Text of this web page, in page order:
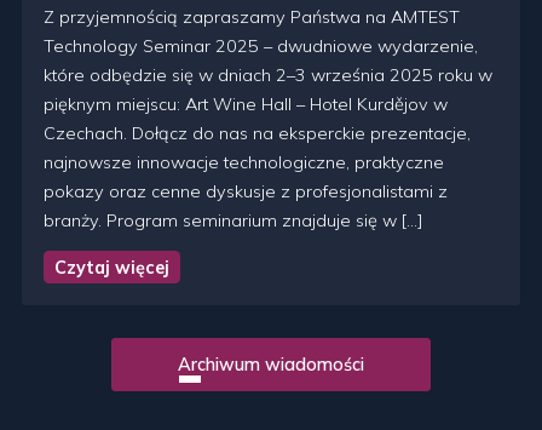
Z przyjemnością zapraszamy Państwa na AMTEST
Technology Seminar 2025 – dwudniowe wydarzenie,
które odbędzie się w dniach 2–3 września 2025 roku w
pięknym miejscu: Art Wine Hall – Hotel Kurdějov w
Czechach. Dołącz do nas na eksperckie prezentacje,
najnowsze innowacje technologiczne, praktyczne
pokazy oraz cenne dyskusje z profesjonalistami z
branży. Program seminarium znajduje się w […]
Czytaj więcej
Archiwum wiadomości